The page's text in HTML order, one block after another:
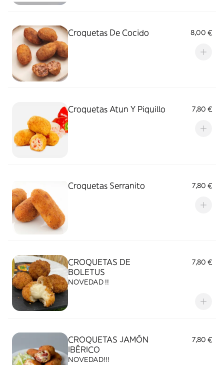
Croquetas De Cocido 8,00 €
Croquetas Atun Y Piquillo 7,80 €
Croquetas Serranito 7,80 €
CROQUETAS DE
BOLETUS
7,80 €
NOVEDAD !!
CROQUETAS JAMÓN
IBÉRICO
7,80 €
NOVEDAD!!!